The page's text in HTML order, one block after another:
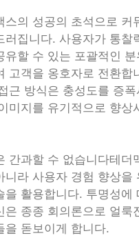
스의 성공의 초석으로 커
러집니다. 사용자가 통찰
유할 수 있는 포괄적인 분
고객을 옹호자로 전환합
근 방식은 충성도를 증폭
미지를 유기적으로 향상
간과할 수 없습니다테더
니라 사용자 경험 향상을
을 활용합니다. 투명성에
은 종종 회의론으로 얼룩
을 돋보이게 합니다.